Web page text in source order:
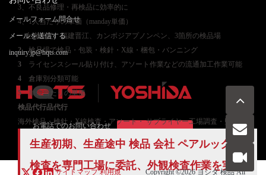
3、不良品修理・再検品に効率的に
4、1人当たりの単価（manday単価）
上海嘉定、福建晋江、カンボジアプノンペン、3箇所の検品場
2検品場で検品・包装・検針・X線・梱包・バンニング
3 ライセンスシール貼り付け、アソート作業などの流通加工作業可能
4 倉庫別分類可能
5単位当たりの単価
検品代行品代行
海外検品・検針・X線検査・アソート・ サプライヤー工場調査・監査
生産初期、生産途中 検品 会社 ペアルックの
検査を専門工場に委託、外観検査作業を実
メールフォーム問合せ
メールを送信する
inquiry.jp@hqts.com
お電話でのお問い合わせ
050-5840-2657
サイトマップ 利用規 Copyright ©2026ヨシダ 検品All